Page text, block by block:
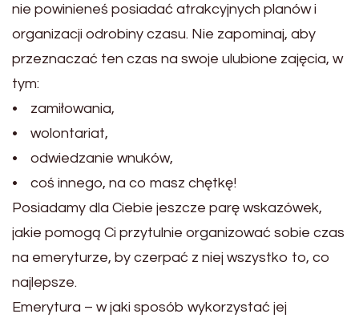
nie powinieneś posiadać atrakcyjnych planów i
organizacji odrobiny czasu. Nie zapominaj, aby
przeznaczać ten czas na swoje ulubione zajęcia, w
tym:
• zamiłowania,
• wolontariat,
• odwiedzanie wnuków,
• coś innego, na co masz chętkę!
Posiadamy dla Ciebie jeszcze parę wskazówek,
jakie pomogą Ci przytulnie organizować sobie czas
na emeryturze, by czerpać z niej wszystko to, co
najlepsze.
Emerytura – w jaki sposób wykorzystać jej